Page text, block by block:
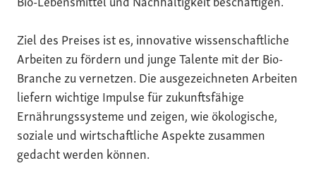
Ziel des Preises ist es, innovative wissenschaftliche
Arbeiten zu fördern und junge Talente mit der Bio-
Branche zu vernetzen. Die ausgezeichneten Arbeiten
liefern wichtige Impulse für zukunftsfähige
Ernährungssysteme und zeigen, wie ökologische,
soziale und wirtschaftliche Aspekte zusammen
gedacht werden können.